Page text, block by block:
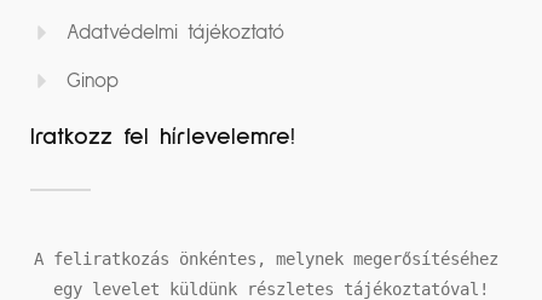
Adatvédelmi tájékoztató
Ginop
Iratkozz fel hírlevelemre!
A feliratkozás önkéntes, melynek megerősítéséhez
egy levelet küldünk részletes tájékoztatóval!